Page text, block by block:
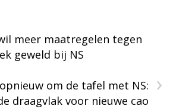
meer maatregelen tegen
geweld bij NS
›
om de tafel met NS:
draagvlak voor nieuwe cao